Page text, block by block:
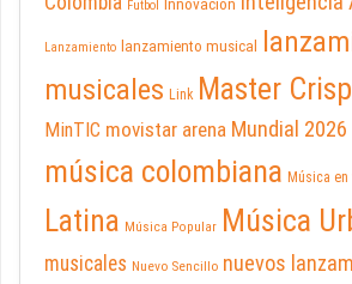
Futbol Innovación
Lanzamiento lanzamiento musical
musicales Link Master
MinTIC movistar arena Mundial 2026
música colombiana Música en
Latina Música Popular Música
musicales Nuevo Sencillo nuevos